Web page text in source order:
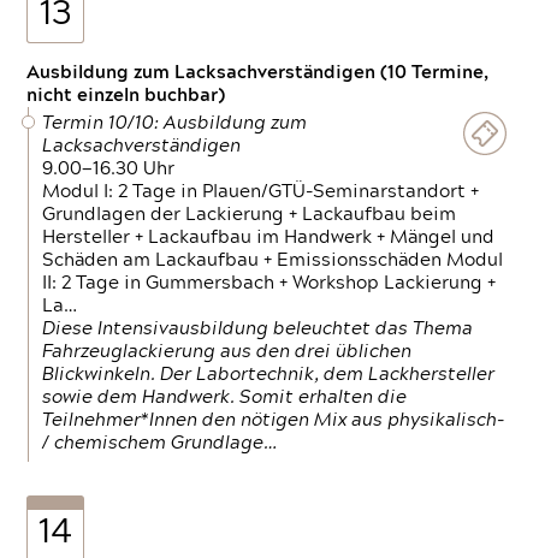
13
Ausbildung zum Lacksachverständigen (10 Termine,
nicht einzeln buchbar)
Termin 10/10: Ausbildung zum
Lacksachverständigen
9.00—16.30 Uhr
Modul I: 2 Tage in Plauen/GTÜ-Seminarstandort +
Grundlagen der Lackierung + Lackaufbau beim
Hersteller + Lackaufbau im Handwerk + Mängel und
Schäden am Lackaufbau + Emissionsschäden Modul
II: 2 Tage in Gummersbach + Workshop Lackierung +
La…
Diese Intensivausbildung beleuchtet das Thema
Fahrzeuglackierung aus den drei üblichen
Blickwinkeln. Der Labortechnik, dem Lackhersteller
sowie dem Handwerk. Somit erhalten die
Teilnehmer*Innen den nötigen Mix aus physikalisch-
/ chemischem Grundlage…
14